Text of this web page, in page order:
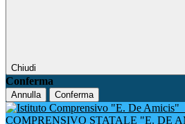
Chiudi
Conferma
Annulla Conferma
COMPRENSIVO STATALE "E. DE